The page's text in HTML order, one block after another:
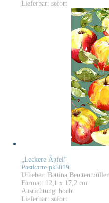
Lieferbar: sofort
„Leckere Äpfel“
Postkarte pk5019
Urheber: Bettina Beuttenmüller
Format: 12,1 x 17,2 cm
Ausrichtung: hoch
Lieferbar: sofort